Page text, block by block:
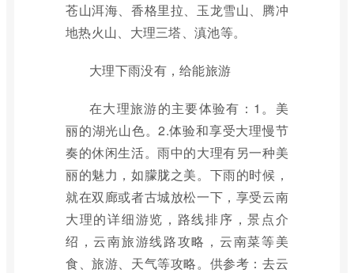
苍山洱海、香格里拉、玉龙雪山、腾冲
地热火山、大理三塔、滇池等。
大理下雨没有，给能旅游
在大理旅游的主要体验有：1。美
丽的湖光山色。2.体验和享受大理慢节
奏的休闲生活。雨中的大理有另一种美
丽的魅力，如朦胧之美。下雨的时候，
就在双廊或者古城放松一下，享受云南
大理的详细游览，路线排序，景点介
绍，云南旅游线路攻略，云南菜等美
食、旅游、天气等攻略。供参考：去云